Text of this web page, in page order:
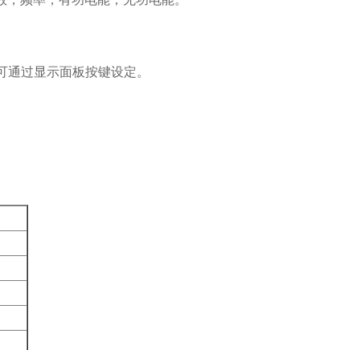
过显示面板按键设定。